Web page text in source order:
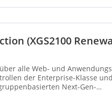
(XGS2100
alle Web- und
der Enterprise-Klasse und
Next-Gen-